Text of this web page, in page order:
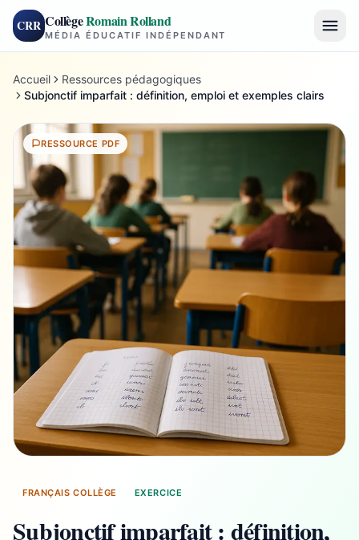
CRR CollègeRomain Rolland
MÉDIA ÉDUCATIF INDÉPENDANT
Accueil
Ressources pédagogiques
Subjonctif imparfait : définition, emploi et exemples clairs
RESSOURCE PDF
FRANÇAIS COLLÈGE EXERCICE
Subjonctif imparfait : définition,